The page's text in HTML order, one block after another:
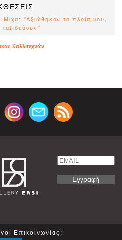
Μίχα: "Αξιώθηκαν τα πλοία μου...
Καλλιτεχνών
Email
Επικοινωνίας: